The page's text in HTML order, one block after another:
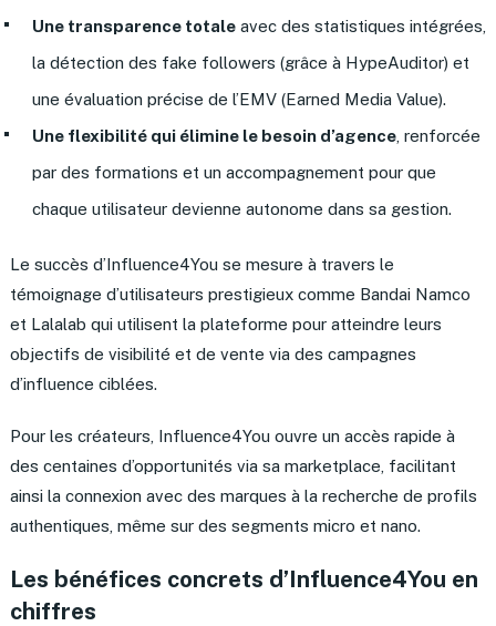
Une transparence totaleavec des statistiques intégrées,
la détection des fake followers (grâce à HypeAuditor) et
une évaluation précise de l’EMV (Earned Media Value).
Une flexibilité qui élimine le besoin d’agence, renforcée
par des formations et un accompagnement pour que
chaque utilisateur devienne autonome dans sa gestion.
Le succès d’Influence4You se mesure à travers le
témoignage d’utilisateurs prestigieux comme Bandai Namco
et Lalalab qui utilisent la plateforme pour atteindre leurs
objectifs de visibilité et de vente via des campagnes
d’influence ciblées.
Pour les créateurs, Influence4You ouvre un accès rapide à
des centaines d’opportunités via sa marketplace, facilitant
ainsi la connexion avec des marques à la recherche de profils
authentiques, même sur des segments micro et nano.
Les bénéfices concrets d’Influence4You en
chiffres